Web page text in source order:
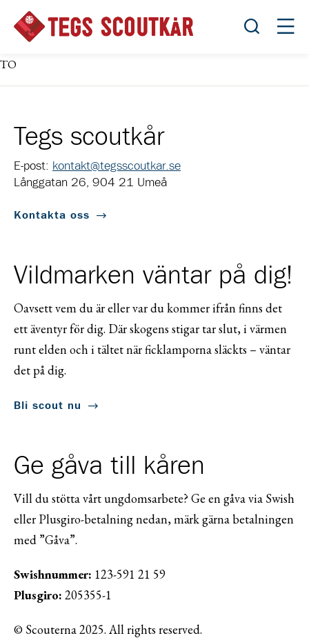
Öppna
TO
Tegs scoutkår
E-post: kontakt@tegsscoutkar.se
Långgatan 26, 904 21 Umeå
Kontakta oss
Vildmarken väntar på dig!
Oavsett vem du är eller var du kommer ifrån finns det
ett äventyr för dig. Där skogens stigar tar slut, i värmen
runt elden och i tältet när ficklamporna släckts – väntar
det på dig.
Bli scout nu
Ge gåva till kåren
Vill du stötta vårt ungdomsarbete? Ge en gåva via Swish
eller Plusgiro-betalning nedan, märk gärna betalningen
med ”Gåva”.
Swishnummer: 123-591 21 59
Plusgiro: 205355-1
© Scouterna 2025. All rights reserved.